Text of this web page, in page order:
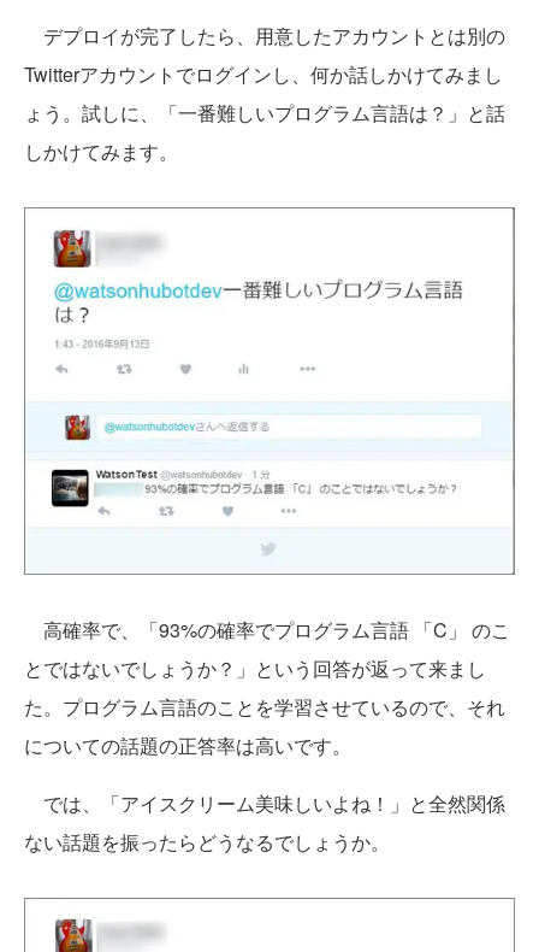
デプロイが完了したら、用意したアカウントとは別の
Twitterアカウントでログインし、何か話しかけてみまし
ょう。試しに、「一番難しいプログラム言語は？」と話
しかけてみます。
高確率で、「93%の確率でプログラム言語 「C」 のこ
とではないでしょうか？」という回答が返って来まし
た。プログラム言語のことを学習させているので、それ
についての話題の正答率は高いです。
では、「アイスクリーム美味しいよね！」と全然関係
ない話題を振ったらどうなるでしょうか。